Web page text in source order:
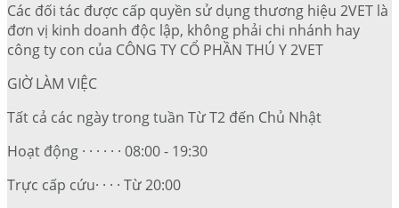
Các đối tác được cấp quyền sử dụng thương hiệu 2VET là
đơn vị kinh doanh độc lập, không phải chi nhánh hay
công ty con của CÔNG TY CỔ PHẦN THÚ Y 2VET
GIỜ LÀM VIỆC
Tất cả các ngày trong tuần Từ T2 đến Chủ Nhật
Hoạt động · · · · · · 08:00 - 19:30
Trực cấp cứu· · · · Từ 20:00